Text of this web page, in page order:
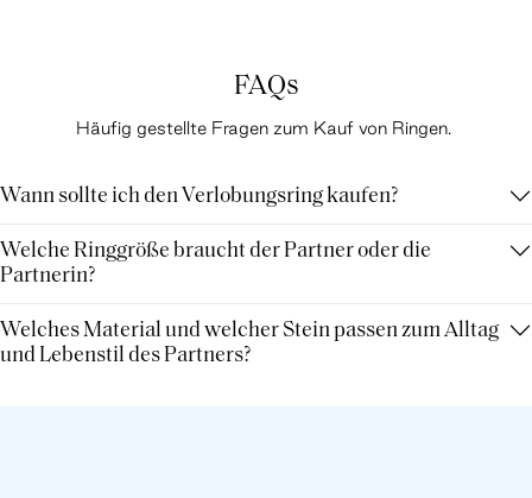
FAQs
Häufig gestellte Fragen zum Kauf von Ringen.
Wann sollte ich den Verlobungsring kaufen?
Welche Ringgröße braucht der Partner oder die
Partnerin?
Welches Material und welcher Stein passen zum Alltag
und Lebenstil des Partners?